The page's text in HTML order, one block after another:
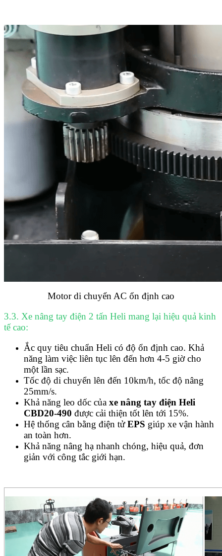
Motor di chuyển AC ổn định cao
3.3. Xe nâng tay điện 2 tấn Heli mang lại hiệu quả kinh
tế cao:
Ắc quy tiêu chuẩn Heli có độ ổn định cao. Khả
năng làm việc liên tục lên đến hơn 4-5 giờ cho
một lần sạc.
Tốc độ di chuyển lên đến 10km/h, tốc độ nâng
25mm/s.
Khả năng leo dốc của xe nâng tay điện Heli
CBD20-490 được cải thiện tốt lên tới 15%.
Hệ thống cân bằng điện tửEPS giúp xe vận hành
an toàn hơn.
Khả năng nâng hạ nhanh chóng, hiệu quả, đơn
giản với công tắc giới hạn.